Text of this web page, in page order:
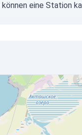
eine Station